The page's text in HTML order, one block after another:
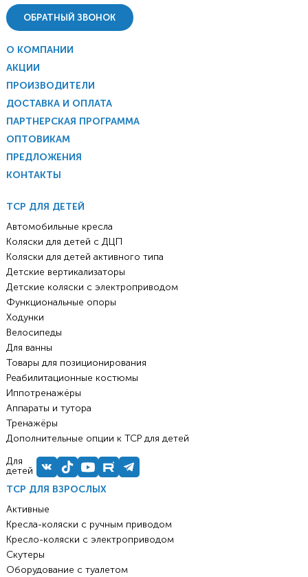
ОБРАТНЫЙ ЗВОНОК
О КОМПАНИИ
АКЦИИ
ПРОИЗВОДИТЕЛИ
ДОСТАВКА И ОПЛАТА
ПАРТНЕРСКАЯ ПРОГРАММА
ОПТОВИКАМ
ПРЕДЛОЖЕНИЯ
КОНТАКТЫ
ТСР ДЛЯ ВЗРОСЛЫХ
Активные
Кресла-коляски с ручным приводом
Кресло-коляски с электроприводом
Скутеры
Оборудование с туалетом
ТСР ДЛЯ ДЕТЕЙ
Автомобильные кресла
Коляски для детей с ДЦП
Коляски для детей активного типа
Детские вертикализаторы
Детские коляски с электроприводом
Функциональные опоры
Ходунки
Велосипеды
Для ванны
Товары для позиционирования
Реабилитационные костюмы
Иппотренажёры
Аппараты и тутора
Тренажёры
Дополнительные опции к ТСР для детей
Для
детей